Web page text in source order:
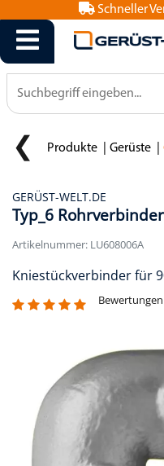
Schneller
Produkte Gerüste
GERÜST-WELT.DE
Typ_6
Artikelnummer: LU608006A
Kniestückverbinder für
Bewertungen